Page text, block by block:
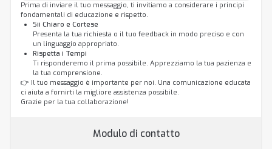
Prima di inviare il tuo messaggio, ti invitiamo a considerare i principi
fondamentali di educazione e rispetto.
Sii Chiaro e Cortese
Presenta la tua richiesta o il tuo feedback in modo preciso e con
un linguaggio appropriato.
Rispetta i Tempi
Ti risponderemo il prima possibile. Apprezziamo la tua pazienza e
la tua comprensione.
👉 Il tuo messaggio è importante per noi. Una comunicazione educata
ci aiuta a fornirti la migliore assistenza possibile.
Grazie per la tua collaborazione!
Modulo di contatto